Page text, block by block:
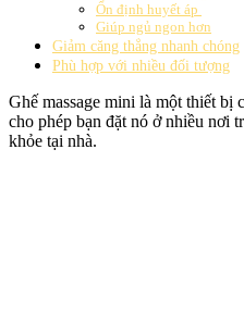
Ổn định huyết áp
Giúp ngủ ngon hơn
Giảm căng thẳng nhanh chóng
Phù hợp với nhiều đối tượng
Ghế massage mini là một thiết bị
cho phép bạn đặt nó ở nhiều nơi
khỏe tại nhà.